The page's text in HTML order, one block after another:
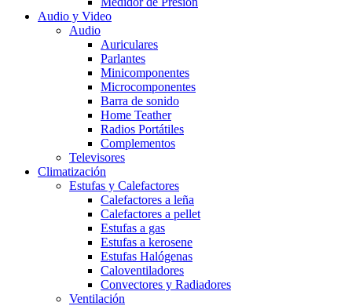
Audio y Video
Audio
Auriculares
Parlantes
Minicomponentes
Microcomponentes
Barra de sonido
Home Teather
Radios Portátiles
Complementos
Televisores
Climatización
Estufas y Calefactores
Calefactores a leña
Calefactores a pellet
Estufas a gas
Estufas a kerosene
Estufas Halógenas
Caloventiladores
Convectores y Radiadores
Ventilación